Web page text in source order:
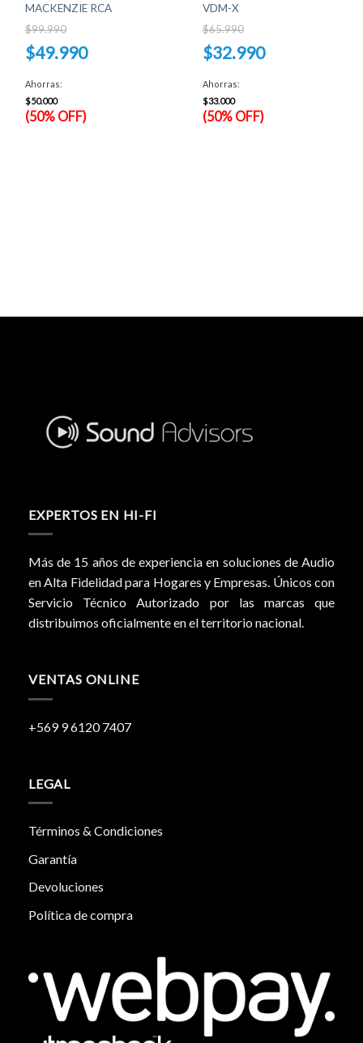
MACKENZIE RCA
$99.990
El
precio
original
$99.990.
$49.990
precio
actual
es:
$49.990.
Ahorras:
$50.000
(50% OFF)
VDM-X
$65.990
El
precio
original
$65.990.
$32.990
precio
actual
es:
$32.990.
Ahorras:
$33.000
(50% OFF)
EXPERTOS EN HI-FI
Más de 15 años de experiencia en soluciones de Audio
en Alta Fidelidad para Hogares y Empresas. Únicos con
Servicio Técnico Autorizado por las marcas que
distribuimos oficialmente en el territorio nacional.
VENTAS ONLINE
+569 9 6120 7407
LEGAL
Términos & Condiciones
Garantía
Devoluciones
Política de compra